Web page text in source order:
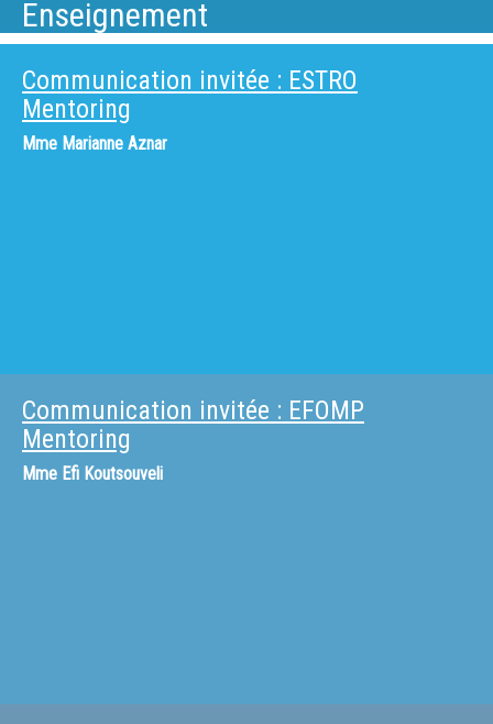
Enseignement
Communication invitée : ESTRO
Mentoring
Mme Marianne Aznar
Communication invitée : EFOMP
Mentoring
Mme Efi Koutsouveli